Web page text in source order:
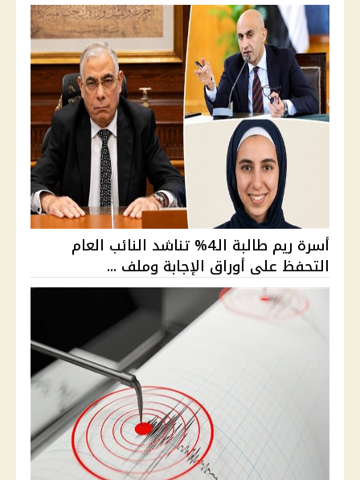
أسرة ريم طالبة الـ4% تناشد النائب العام
التحفظ على أوراق الإجابة وملف ...